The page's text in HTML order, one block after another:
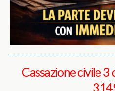
Cassazione civile